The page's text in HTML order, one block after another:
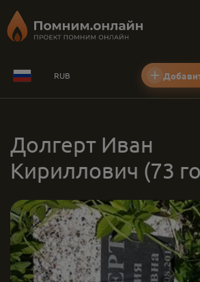
RUB
Долгерт Иван
Кириллович (73